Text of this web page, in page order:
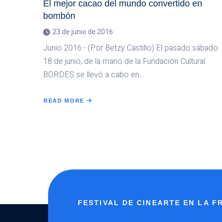
El mejor cacao del mundo convertido en
bombón
23 de junio de 2016
Junio 2016.- (Por Betzy Castillo) El pasado sábado
18 de junio, de la mano de la Fundación Cultural
BORDES se llevó a cabo en…
READ MORE
ABOUT
FESTIVAL DE CINEARTE EN LA